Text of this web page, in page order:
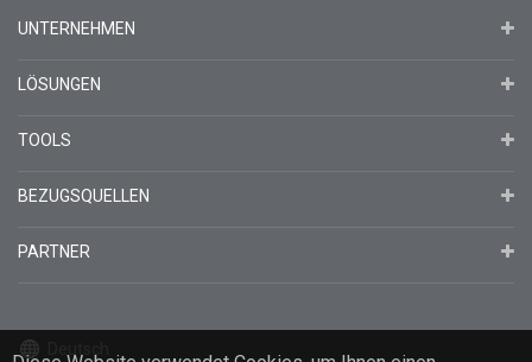
UNTERNEHMEN
LÖSUNGEN
TOOLS
BEZUGSQUELLEN
PARTNER